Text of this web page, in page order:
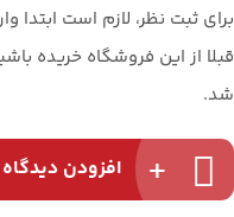
برای ثبت نظر، لازم است
قبلا از این فروشگاه خریده
شد.
افزودن دیدگاه